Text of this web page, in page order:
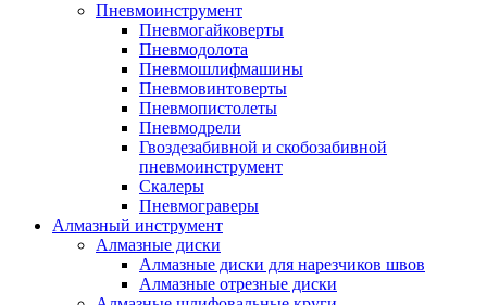
Пневмоинструмент
Пневмогайковерты
Пневмодолота
Пневмошлифмашины
Пневмовинтоверты
Пневмопистолеты
Пневмодрели
Гвоздезабивной и скобозабивной
пневмоинструмент
Скалеры
Пневмограверы
Алмазный инструмент
Алмазные диски
Алмазные диски для нарезчиков швов
Алмазные отрезные диски